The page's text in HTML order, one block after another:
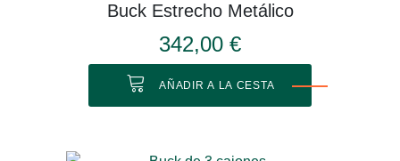
Buck Estrecho Metálico
342,00 €
AÑADIR A LA CESTA